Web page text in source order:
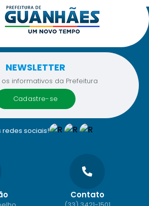
redes sociais!
NEWSLETTER
informativos da Prefeitura
cadastre-se
Contato